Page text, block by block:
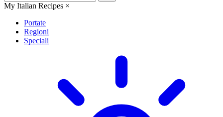
My Italian Recipes ×
Portate
Regioni
Speciali